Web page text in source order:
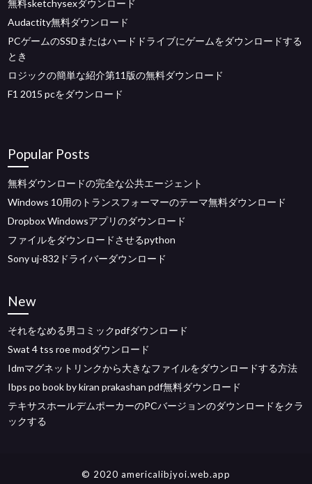
無料sketchysexダウンロード
Audactity無料ダウンロード
PCゲームのSSDまたはハードドライブにゲームをダウンロードする
とき
ロジックの簡単な紹介第11版の無料ダウンロード
F1 2015 pcをダウンロード
Popular Posts
無料ダウンロードの完全な公共エージェント
Windows 10用のトランスフォーマーのテーマ無料ダウンロード
Dropbox Windowsアプリのダウンロード
ファイルをダウンロードさせるpython
Sony uj-832ドライバーダウンロード
New
それをなめる男コミックpdfダウンロード
Swat 4 tss roe modダウンロード
Idmマグネットリンクから大きなファイルをダウンロードする方法
Ibps po book by kiran prakashan pdf無料ダウンロード
テキサスホールデムポーカーのPCバージョンのダウンロードをクラ
ックする
© 2020 americalibjyoi.web.app